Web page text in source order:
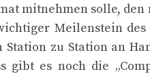
mitnehmen solle, den
Meilenstein
zu Station an
gibt es noch die